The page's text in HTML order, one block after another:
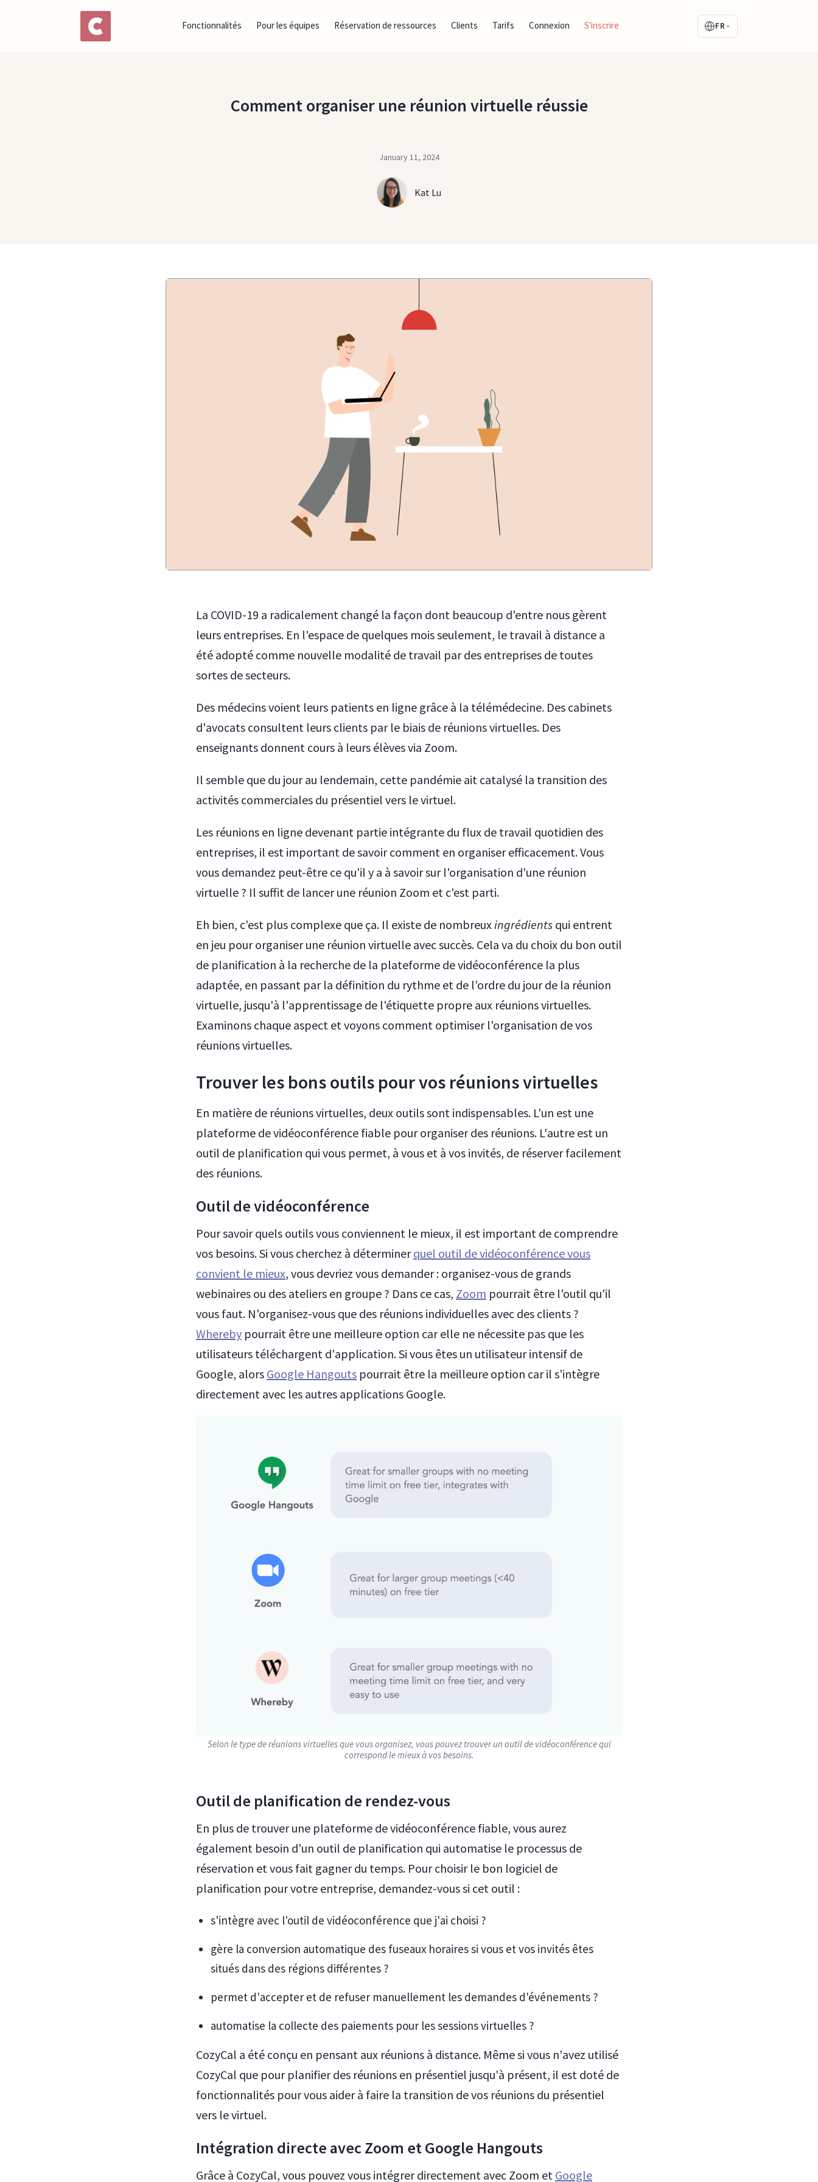
Fonctionnalités Pour les équipes Réservation de ressources Clients Tarifs Connexion S'inscrire FR
Comment organiser une réunion virtuelle réussie
January 11, 2024
Kat Lu
La COVID-19 a radicalement changé la façon dont beaucoup d'entre nous gèrent
leurs entreprises. En l'espace de quelques mois seulement, le travail à distance a
été adopté comme nouvelle modalité de travail par des entreprises de toutes
sortes de secteurs.
Des médecins voient leurs patients en ligne grâce à la télémédecine. Des cabinets
d'avocats consultent leurs clients par le biais de réunions virtuelles. Des
enseignants donnent cours à leurs élèves via Zoom.
Il semble que du jour au lendemain, cette pandémie ait catalysé la transition des
activités commerciales du présentiel vers le virtuel.
Les réunions en ligne devenant partie intégrante du flux de travail quotidien des
entreprises, il est important de savoir comment en organiser efficacement. Vous
vous demandez peut-être ce qu'il y a à savoir sur l'organisation d'une réunion
virtuelle ? Il suffit de lancer une réunion Zoom et c'est parti.
Eh bien, c'est plus complexe que ça. Il existe de nombreuxingrédients qui entrent
en jeu pour organiser une réunion virtuelle avec succès. Cela va du choix du bon outil
de planification à la recherche de la plateforme de vidéoconférence la plus
adaptée, en passant par la définition du rythme et de l'ordre du jour de la réunion
virtuelle, jusqu'à l'apprentissage de l'étiquette propre aux réunions virtuelles.
Examinons chaque aspect et voyons comment optimiser l'organisation de vos
réunions virtuelles.
Trouver les bons outils pour vos réunions virtuelles
En matière de réunions virtuelles, deux outils sont indispensables. L'un est une
plateforme de vidéoconférence fiable pour organiser des réunions. L'autre est un
outil de planification qui vous permet, à vous et à vos invités, de réserver facilement
des réunions.
Outil de vidéoconférence
Pour savoir quels outils vous conviennent le mieux, il est important de comprendre
vos besoins. Si vous cherchez à déterminerquel outil de vidéoconférence vous
convient le mieux, vous devriez vous demander : organisez-vous de grands
webinaires ou des ateliers en groupe ? Dans ce cas, Zoom pourrait être l'outil qu'il
vous faut. N'organisez-vous que des réunions individuelles avec des clients ?
Whereby pourrait être une meilleure option car elle ne nécessite pas que les
utilisateurs téléchargent d'application. Si vous êtes un utilisateur intensif de
Google, alors Google Hangouts pourrait être la meilleure option car il s'intègre
directement avec les autres applications Google.
Selon le type de réunions virtuelles que vous organisez, vous pouvez trouver un outil de vidéoconférence qui
correspond le mieux à vos besoins.
Outil de planification de rendez-vous
En plus de trouver une plateforme de vidéoconférence fiable, vous aurez
également besoin d'un outil de planification qui automatise le processus de
réservation et vous fait gagner du temps. Pour choisir le bon logiciel de
planification pour votre entreprise, demandez-vous si cet outil :
s'intègre avec l'outil de vidéoconférence que j'ai choisi ?
gère la conversion automatique des fuseaux horaires si vous et vos invités êtes
situés dans des régions différentes ?
permet d'accepter et de refuser manuellement les demandes d'événements ?
automatise la collecte des paiements pour les sessions virtuelles ?
CozyCal a été conçu en pensant aux réunions à distance. Même si vous n'avez utilisé
CozyCal que pour planifier des réunions en présentiel jusqu'à présent, il est doté de
fonctionnalités pour vous aider à faire la transition de vos réunions du présentiel
vers le virtuel.
Intégration directe avec Zoom et Google Hangouts
Grâce à CozyCal, vous pouvez vous intégrer directement avec Zoom et Google